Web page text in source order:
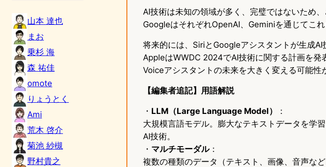
山本 達也
まお
乗杉 海
森 祐佳
omote
りょうとく
Ami
荒木 啓介
菊池 紗槻
野村貴之
AI技術は未知の領域が多く、完璧ではないため
GoogleはそれぞれOpenAI、Geminiを通じてこれ
将来的には、SiriとGoogleアシスタントが生成AI
AppleはWWDC 2024でAI技術に関する計画を
Voiceアシスタントの未来を大きく変える可能性
【編集者追記】用語解説
・ LLM（Large Language Model）
：
大規模言語モデル。膨大なテキストデータを学
AI技術。
・ マルチモーダル：
複数の種類のデータ（テキスト、画像、音声な